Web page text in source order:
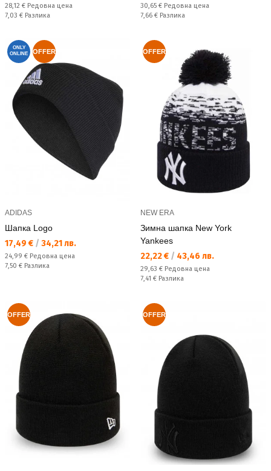
Редовна цена:
28,12 € Редовна цена
Спестявате:
7,03 € Разлика
Редовна цена:
30,65 € Редовна цена
Спестявате:
7,66 € Разлика
ONLY
ONLINE
OFFER
ADIDAS
Шапка Logo
Текуща цена:
17,49 € / 34,21 лв.
Редовна цена:
24,99 € Редовна цена
Спестявате:
7,50 € Разлика
OFFER
NEW ERA
Зимна шапка New York
Yankees
Текуща цена:
22,22 € / 43,46 лв.
Редовна цена:
29,63 € Редовна цена
Спестявате:
7,41 € Разлика
OFFER OFFER